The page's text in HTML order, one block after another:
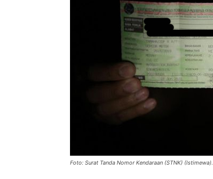
Foto: Surat Tanda Nomor Kendaraan (STNK) (Istimewa).